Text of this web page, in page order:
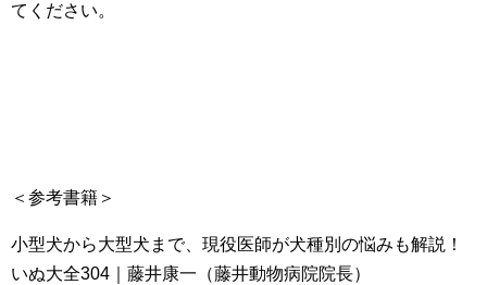
てください。
＜参考書籍＞
小型犬から大型犬まで、現役医師が犬種別の悩みも解説！
いぬ大全304｜藤井康一（藤井動物病院院長）